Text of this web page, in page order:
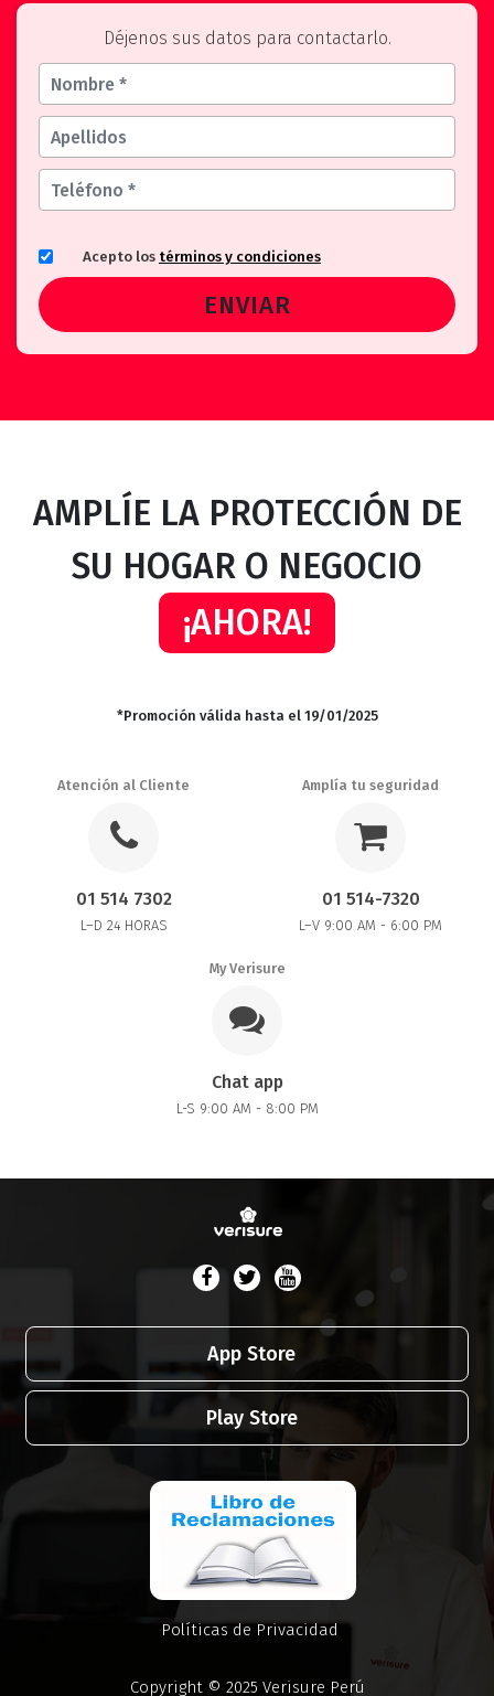
Déjenos sus datos para contactarlo.
Acepto los términos y condiciones
AMPLÍE LA PROTECCIÓN DE
SU HOGAR O NEGOCIO
¡AHORA!
*Promoción válida hasta el 19/01/2025
Atención al Cliente
01 514 7302
L–D 24 HORAS
Amplía tu seguridad
01 514-7320
L–V 9:00 AM - 6:00 PM
My Verisure
Chat app
L-S 9:00 AM - 8:00 PM
App Store
Play Store
Políticas de Privacidad
Copyright © 2025 Verisure Perú